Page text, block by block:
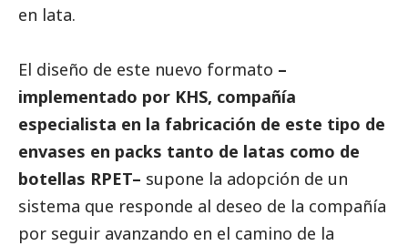
en lata.
El diseño de este nuevo formato –
implementado por KHS, compañía
especialista en la fabricación de este tipo de
envases en packs tanto de latas como de
botellas RPET– supone la adopción de un
sistema que responde al deseo de la compañía
por seguir avanzando en el camino de la